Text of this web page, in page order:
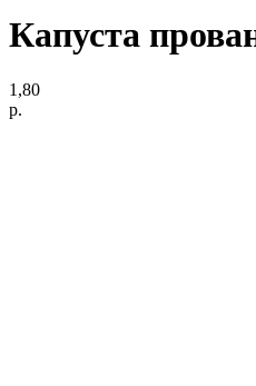
Капуста
1,80
р.